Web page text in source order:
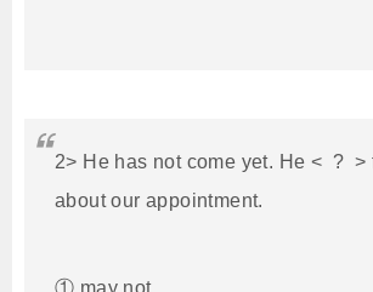
2> He has not come yet. He < ? >
about our appointment.
① may not